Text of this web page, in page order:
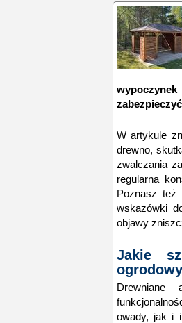
W artykule
drewno,
zwalczania
regularna
Poznasz też
wskazówki
objawy
Jakie
Drewniane
owady, jak i